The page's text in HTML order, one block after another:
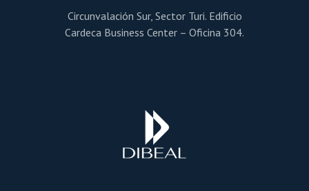
Circunvalación Sur, Sector Turi. Edificio
Cardeca Business Center – Oficina 304.